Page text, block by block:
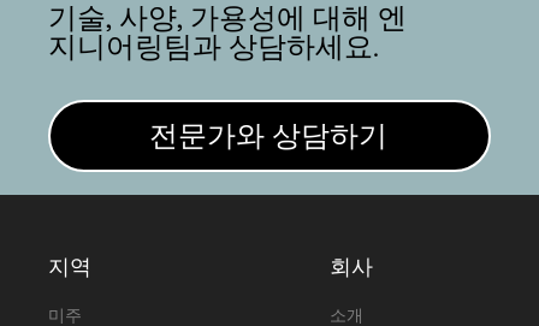
기술, 사양, 가용성에 대해 엔
지니어링팀과 상담하세요.
전문가와 상담하기
지역
미주
회사
소개